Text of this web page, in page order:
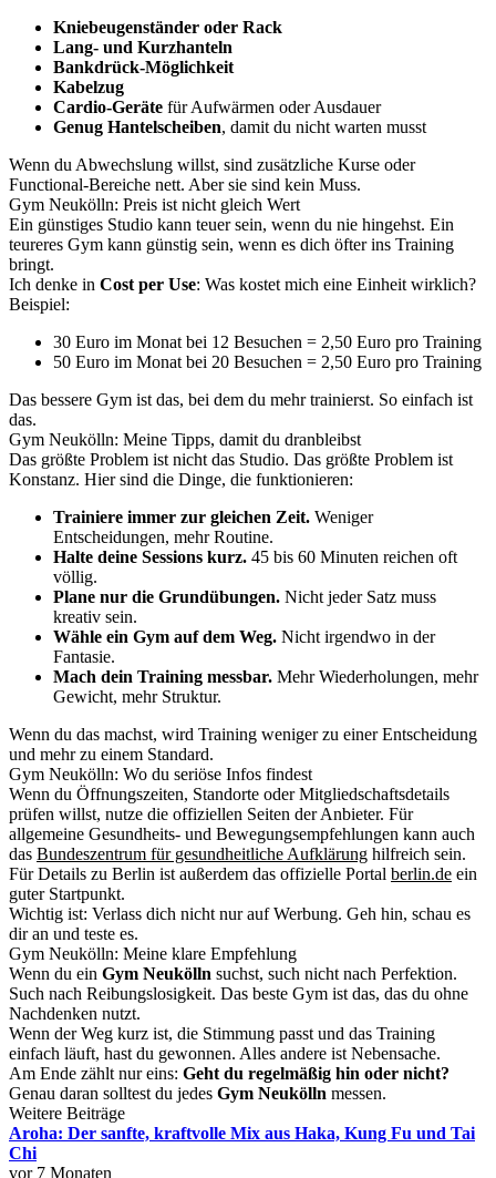
Kniebeugenständer oder Rack
Lang- und Kurzhanteln
Bankdrück-Möglichkeit
Kabelzug
Cardio-Geräte für Aufwärmen oder Ausdauer
Genug Hantelscheiben, damit du nicht warten musst
Wenn du Abwechslung willst, sind zusätzliche Kurse oder
Functional-Bereiche nett. Aber sie sind kein Muss.
Gym Neukölln: Preis ist nicht gleich Wert
Ein günstiges Studio kann teuer sein, wenn du nie hingehst. Ein
teureres Gym kann günstig sein, wenn es dich öfter ins Training
bringt.
Ich denke in Cost per Use: Was kostet mich eine Einheit wirklich?
Beispiel:
30 Euro im Monat bei 12 Besuchen = 2,50 Euro pro Training
50 Euro im Monat bei 20 Besuchen = 2,50 Euro pro Training
Das bessere Gym ist das, bei dem du mehr trainierst. So einfach ist
das.
Gym Neukölln: Meine Tipps, damit du dranbleibst
Das größte Problem ist nicht das Studio. Das größte Problem ist
Konstanz. Hier sind die Dinge, die funktionieren:
Trainiere immer zur gleichen Zeit. Weniger
Entscheidungen, mehr Routine.
Halte deine Sessions kurz. 45 bis 60 Minuten reichen oft
völlig.
Plane nur die Grundübungen. Nicht jeder Satz muss
kreativ sein.
Wähle ein Gym auf dem Weg. Nicht irgendwo in der
Fantasie.
Mach dein Training messbar. Mehr Wiederholungen, mehr
Gewicht, mehr Struktur.
Wenn du das machst, wird Training weniger zu einer Entscheidung
und mehr zu einem Standard.
Gym Neukölln: Wo du seriöse Infos findest
Wenn du Öffnungszeiten, Standorte oder Mitgliedschaftsdetails
prüfen willst, nutze die offiziellen Seiten der Anbieter. Für
allgemeine Gesundheits- und Bewegungsempfehlungen kann auch
das Bundeszentrum für gesundheitliche Aufklärung hilfreich sein.
Für Details zu Berlin ist außerdem das offizielle Portal berlin.de ein
guter Startpunkt.
Wichtig ist: Verlass dich nicht nur auf Werbung. Geh hin, schau es
dir an und teste es.
Gym Neukölln: Meine klare Empfehlung
Wenn du ein Gym Neukölln suchst, such nicht nach Perfektion.
Such nach Reibungslosigkeit. Das beste Gym ist das, das du ohne
Nachdenken nutzt.
Wenn der Weg kurz ist, die Stimmung passt und das Training
einfach läuft, hast du gewonnen. Alles andere ist Nebensache.
Am Ende zählt nur eins: Geht du regelmäßig hin oder nicht?
Genau daran solltest du jedes Gym Neukölln messen.
Weitere Beiträge
Aroha: Der sanfte, kraftvolle Mix aus Haka, Kung Fu und Tai
Chi
vor 7 Monaten